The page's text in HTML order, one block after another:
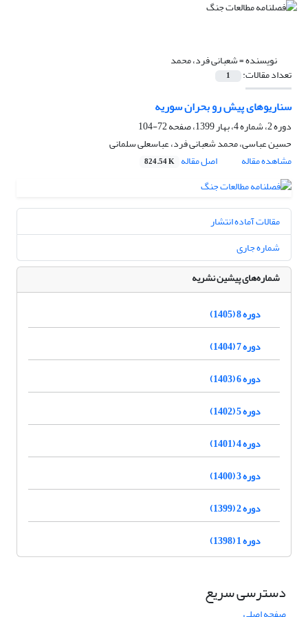
نویسنده =شعبانی فرد، محمد
تعداد مقالات: 1
سناریوهای پیش رو بحران سوریه
دوره 2، شماره 4، بهار 1399، صفحه
72-104
حسین عباسی، محمد شعبانی فرد، عباسعلی سلمانی
مشاهده مقاله
اصل مقاله 824.54 K
مقالات آماده انتشار
شماره جاری
شماره‌های پیشین نشریه
دوره 8 (1405)
دوره 7 (1404)
دوره 6 (1403)
دوره 5 (1402)
دوره 4 (1401)
دوره 3 (1400)
دوره 2 (1399)
دوره 1 (1398)
دسترسی سریع